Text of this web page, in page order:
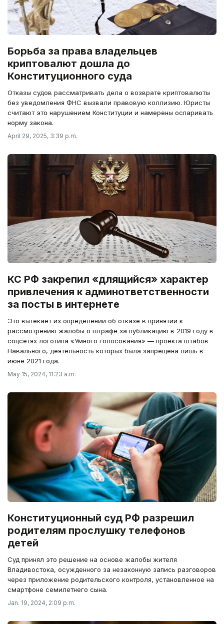
Борьба за права владельцев
криптовалют дошла до
Конституционного суда
Отказы судов рассматривать дела о возврате криптовалюты
без уведомления ФНС вызвали правовую коллизию. Юристы
считают это нарушением Конституции и намерены оспаривать
норму закона.
April 29, 2025, 3:39 p.m.
КС РФ закрепил «длящийся» характер
привлечения к админответственности
за посты в интернете
Это вытекает из определении об отказе в принятии к
рассмотрению жалобы о штрафе за публикацию в 2019 году в
соцсетях логотипа «Умного голосования» — проекта штабов
Навального, деятельность которых была запрещена лишь в
июне 2021 года.
May 15, 2024, 11:23 a.m.
Конституционный суд РФ разрешил
родителям прослушку телефонов
детей
Суд принял это решение на основе жалобы жителя
Владивостока, осужденного за незаконную запись разговоров
через приложение родительского контроля, установленное на
смартфоне семилетнего сына.
Jan. 19, 2024, 2:09 p.m.